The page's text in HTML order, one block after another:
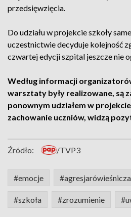
przedsięwzięcia.
Do udziału w projekcie szkoły
uczestnictwie decyduje kolejność
czwartej edycji szpital jeszcze nie
Według informacji
warsztaty były realizowane, są
ponownym udziałem w
zachowanie uczniów, widzą
Źródło: /TVP3
#emocje #agresjarówieśnicza
#szkoła #zrozumienie